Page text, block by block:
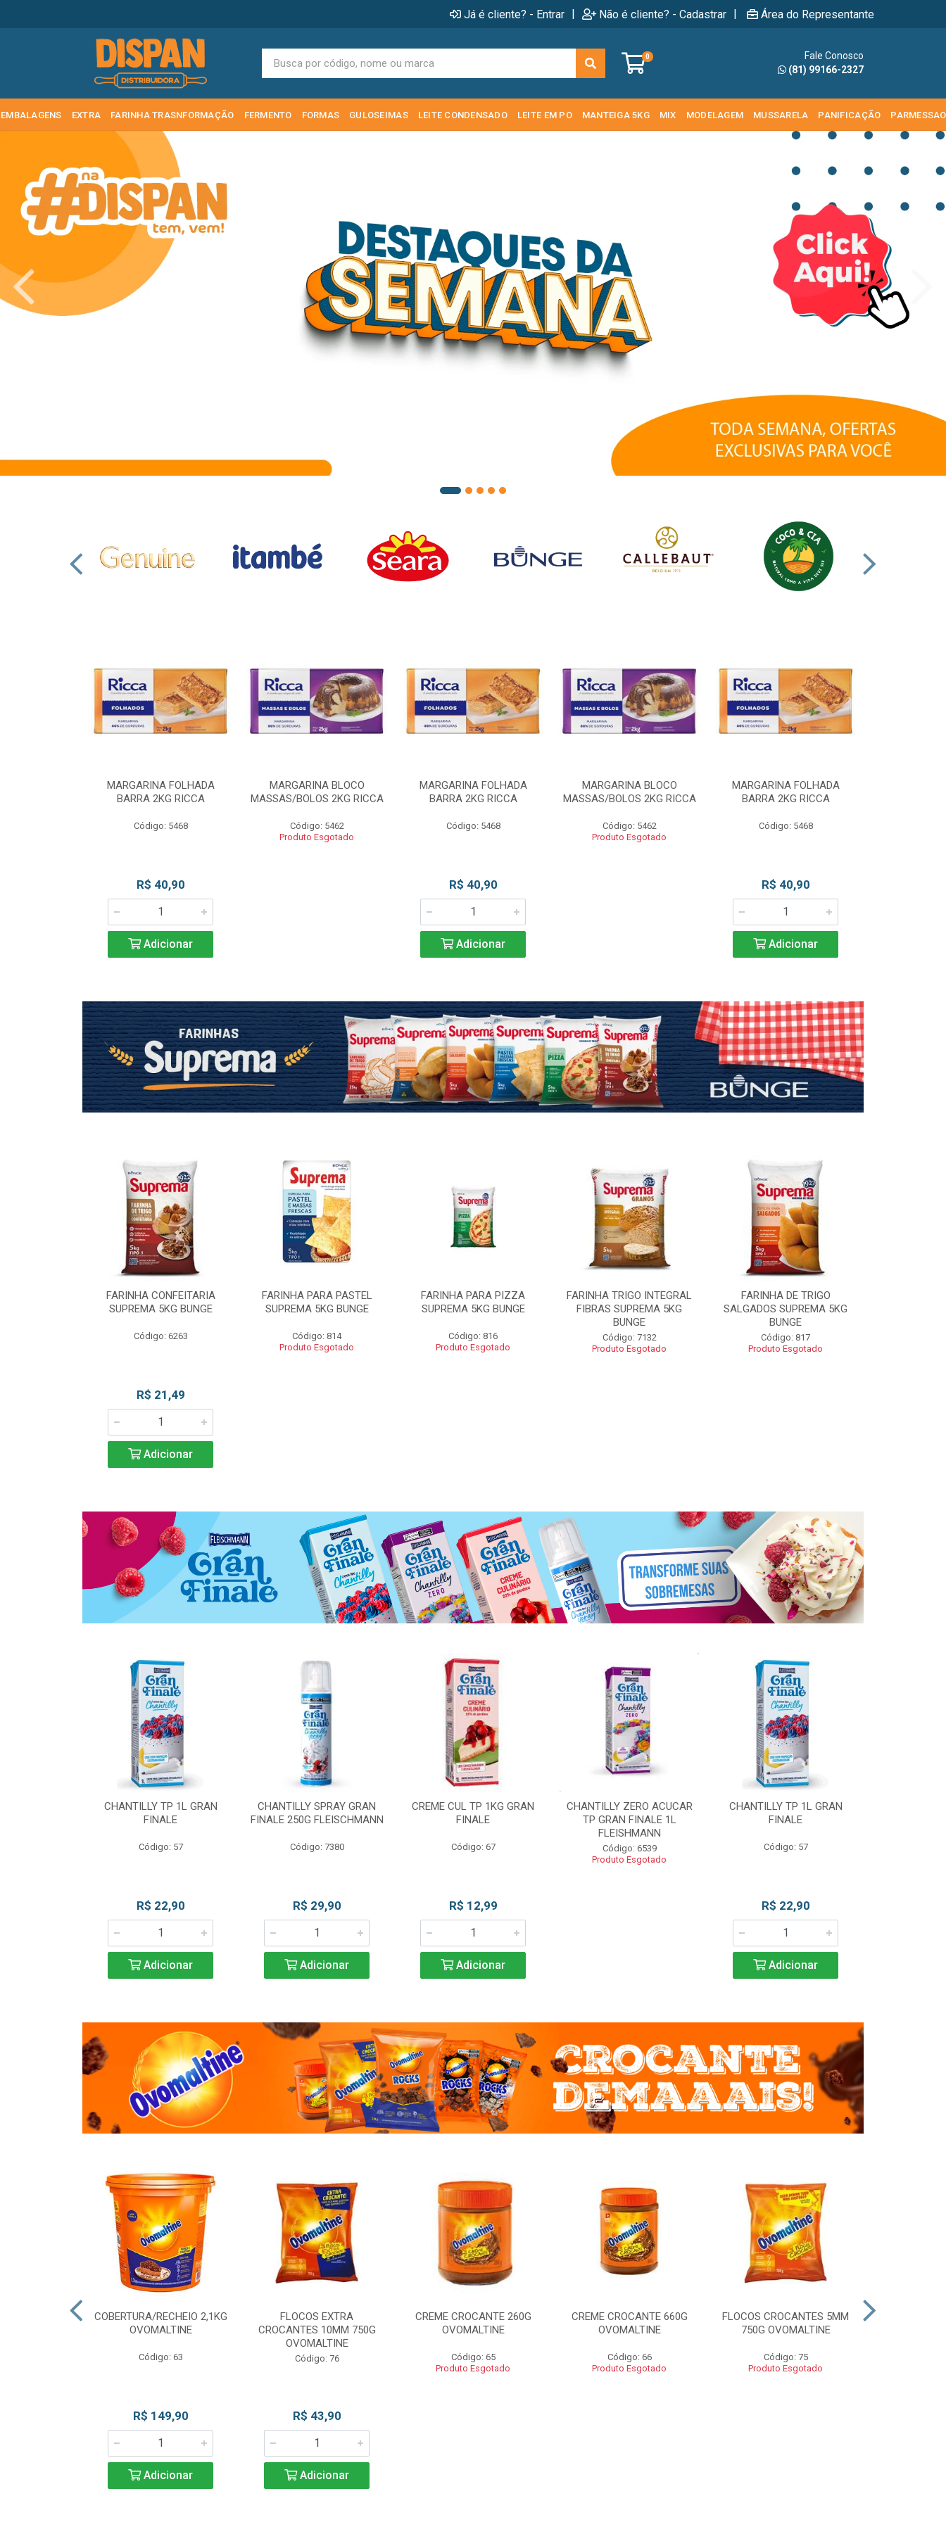
Já é cliente? - Entrar | Não é cliente? - Cadastrar | Área do Representante
0
Fale Conosco
(81) 99166-2327
EMBALAGENS EXTRA FARINHA TRASNFORMAÇÃO FERMENTO FORMAS GULOSEIMAS LEITE CONDENSADO LEITE EM PO MANTEIGA 5KG MIX MODELAGEM MUSSARELA PANIFICAÇÃO PARMESSAO
MARGARINA FOLHADA
BARRA 2KG RICCA
Código: 5468
R$ 40,90
Adicionar
MARGARINA BLOCO
MASSAS/BOLOS 2KG RICCA
Código: 5462
Produto Esgotado
MARGARINA FOLHADA
BARRA 2KG RICCA
Código: 5468
R$ 40,90
Adicionar
MARGARINA BLOCO
MASSAS/BOLOS 2KG RICCA
Código: 5462
Produto Esgotado
MARGARINA FOLHADA
BARRA 2KG RICCA
Código: 5468
R$ 40,90
Adicionar
FARINHA CONFEITARIA
SUPREMA 5KG BUNGE
Código: 6263
R$ 21,49
Adicionar
FARINHA PARA PASTEL
SUPREMA 5KG BUNGE
Código: 814
Produto Esgotado
FARINHA PARA PIZZA
SUPREMA 5KG BUNGE
Código: 816
Produto Esgotado
FARINHA TRIGO INTEGRAL
FIBRAS SUPREMA 5KG
BUNGE
Código: 7132
Produto Esgotado
FARINHA DE TRIGO
SALGADOS SUPREMA 5KG
BUNGE
Código: 817
Produto Esgotado
CHANTILLY TP 1L GRAN
FINALE
Código: 57
R$ 22,90
Adicionar
CHANTILLY SPRAY GRAN
FINALE 250G FLEISCHMANN
Código: 7380
R$ 29,90
Adicionar
CREME CUL TP 1KG GRAN
FINALE
Código: 67
R$ 12,99
Adicionar
CHANTILLY ZERO ACUCAR
TP GRAN FINALE 1L
FLEISHMANN
Código: 6539
Produto Esgotado
CHANTILLY TP 1L GRAN
FINALE
Código: 57
R$ 22,90
Adicionar
COBERTURA/RECHEIO 2,1KG
OVOMALTINE
Código: 63
R$ 149,90
Adicionar
FLOCOS EXTRA
CROCANTES 10MM 750G
OVOMALTINE
Código: 76
R$ 43,90
Adicionar
CREME CROCANTE 260G
OVOMALTINE
Código: 65
Produto Esgotado
CREME CROCANTE 660G
OVOMALTINE
Código: 66
Produto Esgotado
FLOCOS CROCANTES 5MM
750G OVOMALTINE
Código: 75
Produto Esgotado